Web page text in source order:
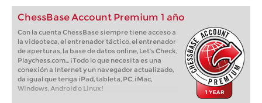
ChessBase Account Premium 1 año
Con la cuenta ChessBase siempre tiene acceso a
la videoteca, el entrenador táctico, el entrenador
de aperturas, la base de datos online, Let’s Check,
Playchess.com... ¡Todo lo que necesita es una
conexión a Internet y un navegador actualizado,
da igual que tenga iPad, tableta, PC, iMac,
Windows, Android o Linux!